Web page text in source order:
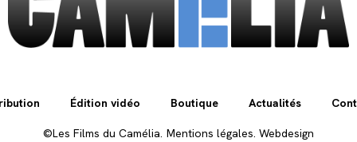
Édition vidéo Boutique Actualités
©Les Films du Camélia. Mentions légales. Webdesign